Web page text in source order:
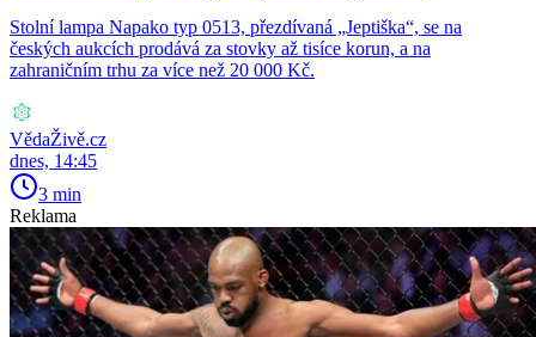
Stolní lampa Napako typ 0513, přezdívaná „Jeptiška“, se na
českých aukcích prodává za stovky až tisíce korun, a na
zahraničním trhu za více než 20 000 Kč.
VědaŽivě.cz
dnes, 14:45
3 min
Reklama